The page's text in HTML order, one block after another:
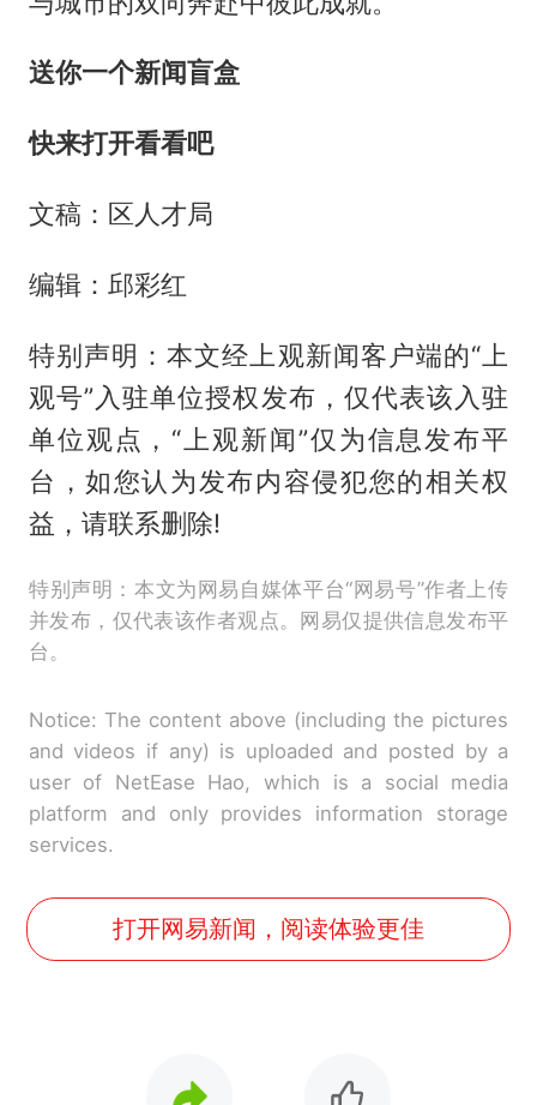
送你一个新闻盲盒
快来打开看看吧
文稿：区人才局
编辑：邱彩红
特别声明：本文经上观新闻客户端的“上
观号”入驻单位授权发布，仅代表该入驻
单位观点，“上观新闻”仅为信息发布平
台，如您认为发布内容侵犯您的相关权
益，请联系删除!
特别声明：本文为网易自媒体平台“网易号”作者上传
并发布，仅代表该作者观点。网易仅提供信息发布平
台。
Notice: The content above (including the pictures
and videos if any) is uploaded and posted by a
user of NetEase Hao, which is a social media
platform and only provides information storage
services.
打开网易新闻，阅读体验更佳